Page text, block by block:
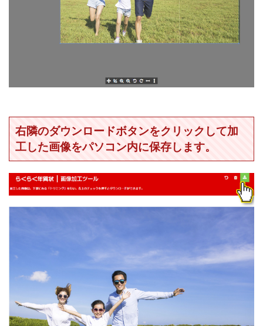
右隣のダウンロードボタンをクリックして加
工した画像をパソコン内に保存します。